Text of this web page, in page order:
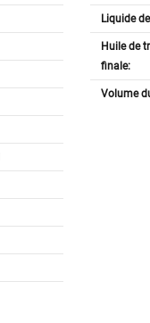
Liquide
Huile de
finale:
Volume